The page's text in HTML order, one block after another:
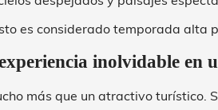
es considerado temporada alta
inolvidable en
más que un atractivo